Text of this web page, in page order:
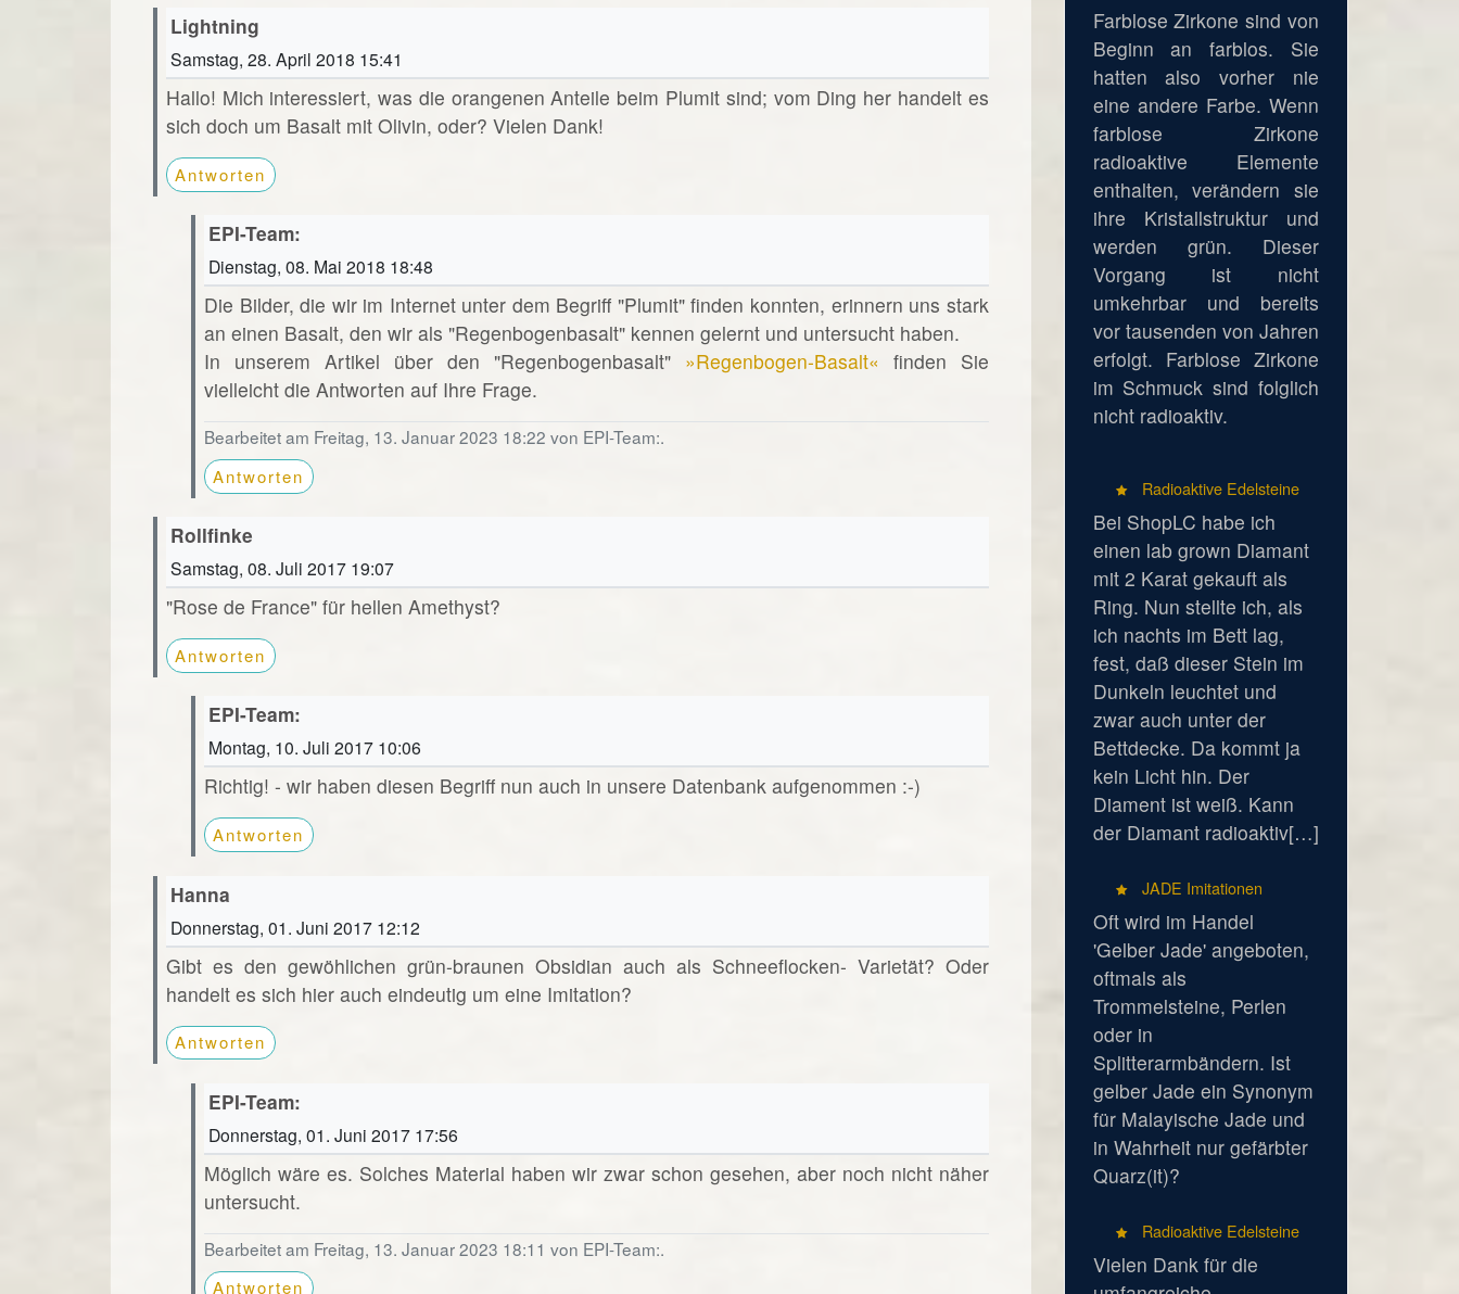
Lightning
Samstag, 28. April 2018 15:41
Hallo! Mich interessiert, was die orangenen Anteile beim Plumit sind; vom Ding her handelt es
sich doch um Basalt mit Olivin, oder? Vielen Dank!
Antworten
EPI-Team:
Dienstag, 08. Mai 2018 18:48
Die Bilder, die wir im Internet unter dem Begriff "Plumit" finden konnten, erinnern uns stark
an einen Basalt, den wir als "Regenbogenbasalt" kennen gelernt und untersucht haben.
In unserem Artikel über den "Regenbogenbasalt" »Regenbogen-Basalt« finden Sie
vielleicht die Antworten auf Ihre Frage.
Bearbeitet am Freitag, 13. Januar 2023 18:22 von EPI-Team:.
Antworten
Rollfinke
Samstag, 08. Juli 2017 19:07
"Rose de France" für hellen Amethyst?
Antworten
EPI-Team:
Montag, 10. Juli 2017 10:06
Richtig! - wir haben diesen Begriff nun auch in unsere Datenbank aufgenommen :-)
Antworten
Hanna
Donnerstag, 01. Juni 2017 12:12
Gibt es den gewöhlichen grün-braunen Obsidian auch als Schneeflocken- Varietät? Oder
handelt es sich hier auch eindeutig um eine Imitation?
Antworten
EPI-Team:
Donnerstag, 01. Juni 2017 17:56
Möglich wäre es. Solches Material haben wir zwar schon gesehen, aber noch nicht näher
untersucht.
Bearbeitet am Freitag, 13. Januar 2023 18:11 von EPI-Team:.
Antworten
Farblose Zirkone sind von
Beginn an farblos. Sie
hatten also vorher nie
eine andere Farbe. Wenn
farblose Zirkone
radioaktive Elemente
enthalten, verändern sie
ihre Kristallstruktur und
werden grün. Dieser
Vorgang ist nicht
umkehrbar und bereits
vor tausenden von Jahren
erfolgt. Farblose Zirkone
im Schmuck sind folglich
nicht radioaktiv.
Radioaktive Edelsteine
Bei ShopLC habe ich
einen lab grown Diamant
mit 2 Karat gekauft als
Ring. Nun stellte ich, als
ich nachts im Bett lag,
fest, daß dieser Stein im
Dunkeln leuchtet und
zwar auch unter der
Bettdecke. Da kommt ja
kein Licht hin. Der
Diament ist weiß. Kann
der Diamant radioaktiv[…]
JADE Imitationen
Oft wird im Handel
'Gelber Jade' angeboten,
oftmals als
Trommelsteine, Perlen
oder in
Splitterarmbändern. Ist
gelber Jade ein Synonym
für Malayische Jade und
in Wahrheit nur gefärbter
Quarz(it)?
Radioaktive Edelsteine
Vielen Dank für die